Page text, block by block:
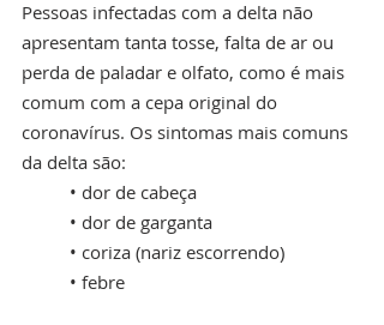
Pessoas infectadas com a delta não
apresentam tanta tosse, falta de ar ou
perda de paladar e olfato, como é mais
comum com a cepa original do
coronavírus. Os sintomas mais comuns
da delta são:
• dor de cabeça
• dor de garganta
• coriza (nariz escorrendo)
• febre